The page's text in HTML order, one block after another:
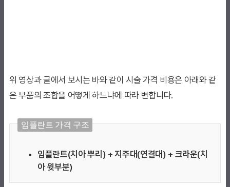
위 영상과 글에서 보시는 바와 같이 시술 가격 비용은 아래와 같
은 부품의 조합을 어떻게 하느냐에 따라 변합니다.
임플란트 가격 구조
임플란트(치아 뿌리) + 지주대(연결대) + 크라운(치
아 윗부분)